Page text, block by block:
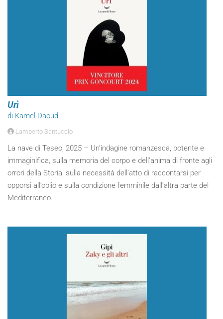
Urì
di Kamel Daoud
Lamberto Santuccio
La nave di Teseo, 2025 – Un’indagine romanzesca, potente e
immaginifica, sulla memoria del corpo e dell’anima di fronte agli
orrori della Storia, sulla necessità dell’atto di raccontarsi per
opporsi all’oblio e sulla condizione femminile dall’altra parte del
Mediterraneo.